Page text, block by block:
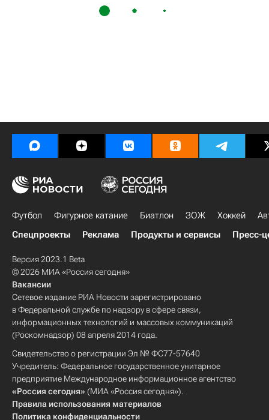
Футбол Фигурное катание Биатлон ЗОЖ Хоккей
Спецпроекты
Реклама Продукты и сервисы Пресс-
Версия 2023.1 Beta
© 2026 МИА «Россия сегодня»
Вакансии
Сетевое издание РИА Новости зарегистрировано
в Федеральной службе по надзору в сфере связи,
информационных технологий и массовых коммуникаций
(Роскомнадзор) 08 апреля 2014 года.
Свидетельство о регистрации Эл № ФС77-57640
Учредитель: Федеральное государственное унитарное
предприятие Международное информационное агентство
«Россия сегодня» (МИА «Россия сегодня»).
Правила использования материалов
Политика конфиденциальности